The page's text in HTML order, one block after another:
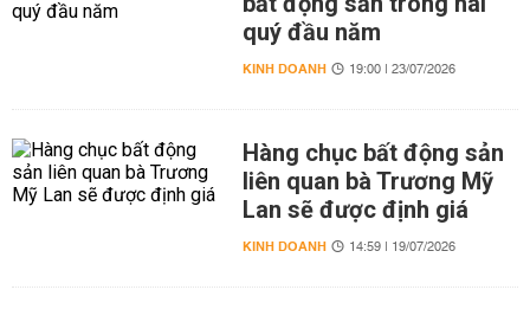
quý đầu năm
KINH DOANH 19:00 | 23/07/2026
Hàng chục bất động sản
liên quan bà Trương Mỹ
Lan sẽ được định giá
KINH DOANH 14:59 | 19/07/2026